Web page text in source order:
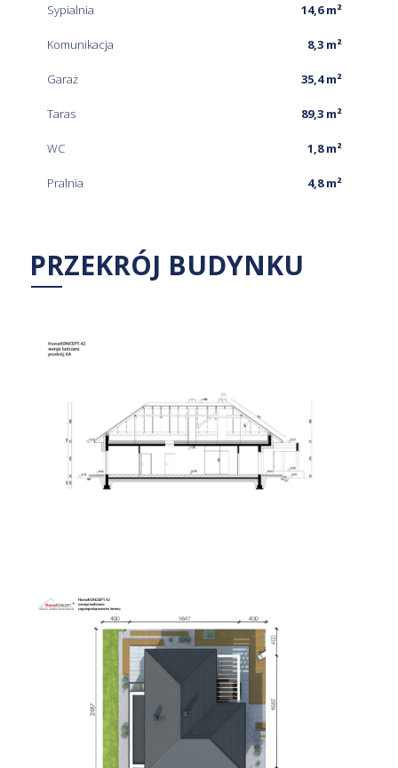
Sypialnia 14,6 m²
Komunikacja 8,3 m²
Garaż 35,4 m²
Taras 89,3 m²
WC 1,8 m²
Pralnia 4,8 m²
PRZEKRÓJ BUDYNKU